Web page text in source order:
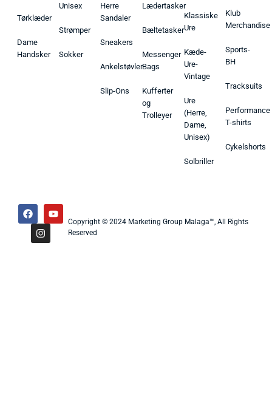
Tørklæder
Dame
Handsker
Unisex
Strømper
Sokker
Herre
Sandaler
Sneakers
Ankelstøvler
Slip-Ons
Lædertasker
Bæltetasker
Messenger
Bags
Kufferter
og
Trolleyer
Klassiske
Ure
Kæde-
Ure-
Vintage
Ure
(Herre,
Dame,
Unisex)
Solbriller
Klub
Merchandise
Sports-
BH
Tracksuits
Performance
T-shirts
Cykelshorts
Copyright © 2024 Marketing Group Malaga™, All Rights
Reserved